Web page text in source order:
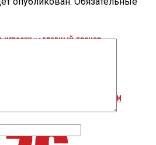
главный тренер
повестки принесли всем